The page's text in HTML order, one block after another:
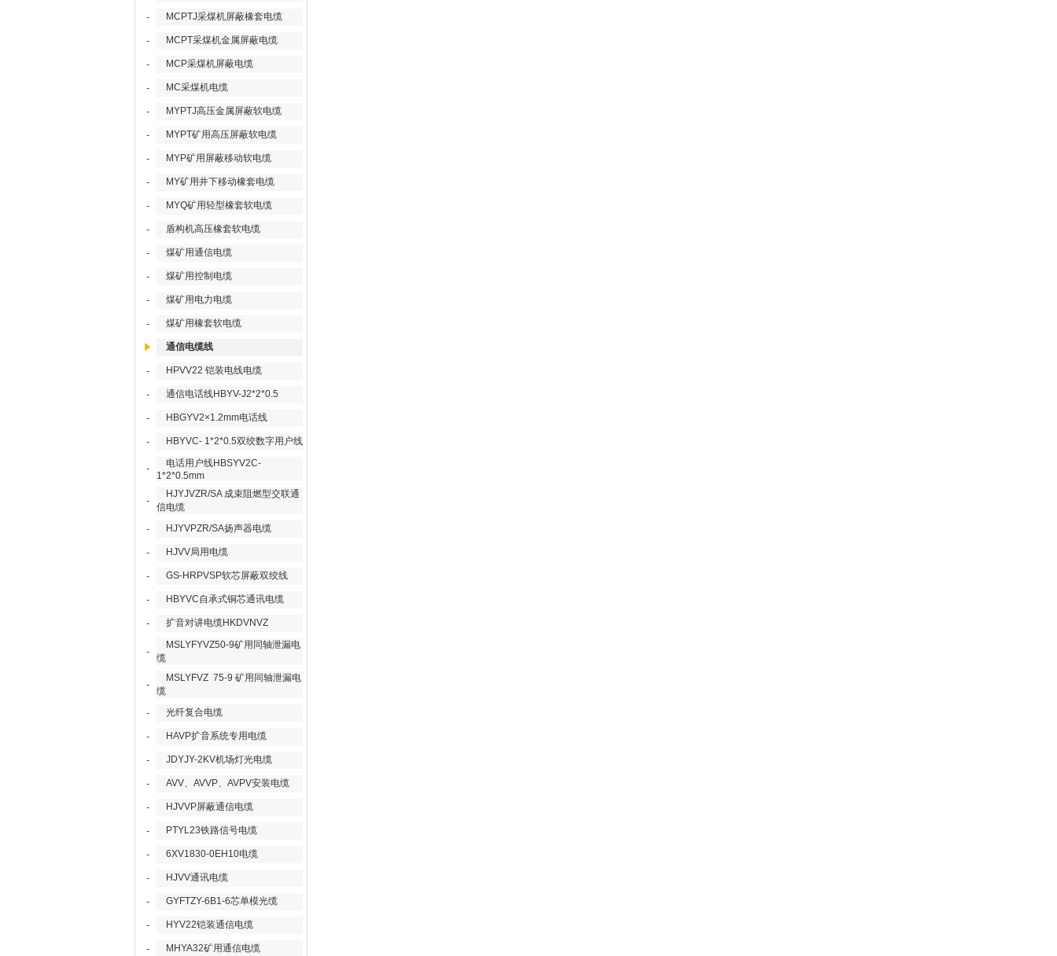
- MCPTJ采煤机屏蔽橡套电缆
- MCPT采煤机金属屏蔽电缆
- MCP采煤机屏蔽电缆
- MC采煤机电缆
- MYPTJ高压金属屏蔽软电缆
- MYPT矿用高压屏蔽软电缆
- MYP矿用屏蔽移动软电缆
- MY矿用井下移动橡套电缆
- MYQ矿用轻型橡套软电缆
- 盾构机高压橡套软电缆
- 煤矿用通信电缆
- 煤矿用控制电缆
- 煤矿用电力电缆
- 煤矿用橡套软电缆
通信电缆线
- HPVV22 铠装电线电缆
- 通信电话线HBYV-J2*2*0.5
- HBGYV2×1.2mm电话线
- HBYVC- 1*2*0.5双绞数字用户线
-
电话用户线HBSYV2C-
1*2*0.5mm
-
HJYJVZR/SA 成束阻燃型交联通
信电缆
-
HJYVPZR/SA扬声器电缆
- HJVV局用电缆
- GS-HRPVSP软芯屏蔽双绞线
- HBYVC自承式铜芯通讯电缆
- 扩音对讲电缆HKDVNVZ
-
MSLYFYVZ50-9矿用同轴泄漏电
缆
-
MSLYFVZ 75-9 矿用同轴泄漏电
缆
-
光纤复合电缆
- HAVP扩音系统专用电缆
- JDYJY-2KV机场灯光电缆
- AVV、AVVP、AVPV安装电缆
- HJVVP屏蔽通信电缆
- PTYL23铁路信号电缆
- 6XV1830-0EH10电缆
- HJVV通讯电缆
- GYFTZY-6B1-6芯单模光缆
- HYV22铠装通信电缆
- MHYA32矿用通信电缆